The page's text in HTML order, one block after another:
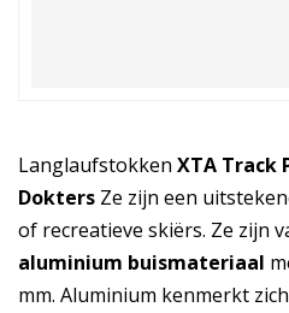
Langlaufstokken XTA Track
Dokters Ze zijn een
of recreatieve skiërs. Ze zijn
aluminium buismateriaal
mm. Aluminium kenmerkt